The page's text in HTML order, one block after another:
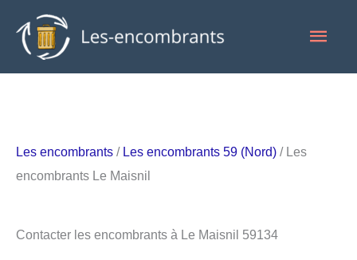
contenu
Les encombrants / Les encombrants 59 (Nord) / Les
encombrants Le Maisnil
Contacter les encombrants à Le Maisnil 59134